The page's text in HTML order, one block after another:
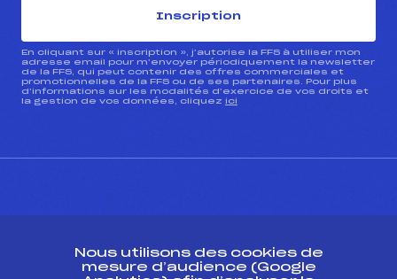
Inscription
En cliquant sur « inscription », j’autorise la FFS à utiliser mon
adresse email pour m’envoyer périodiquement la newsletter
de la FFS, qui peut contenir des offres commerciales et
promotionnelles de la FFS ou de ses partenaires. Pour plus
d’informations sur les modalités d’exercice de vos droits et
la gestion de vos données, cliquez ici
Nous utilisons des cookies de
mesure d’audience (Google